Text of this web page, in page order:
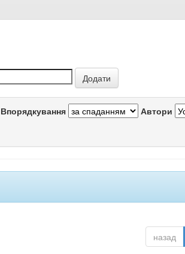
Впорядкування Автори
назад